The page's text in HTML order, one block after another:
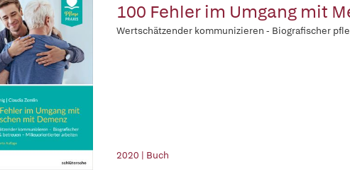
100 Fehler im Umgang mit
Wertschätzender kommunizieren - Biografischer
2020 | Buch